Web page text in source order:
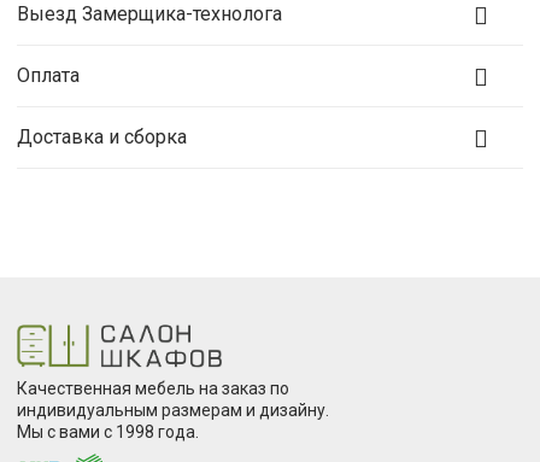
Выезд Замерщика-технолога
Оплата
Доставка и сборка
Качественная мебель на заказ по
индивидуальным размерам и дизайну.
Мы с вами с 1998 года.